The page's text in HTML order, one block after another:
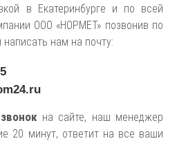
в Екатеринбурге и по всей
ООО «НОРМЕТ» позвонив по
нам на почту:
на сайте, наш менеджер
20 минут, ответит на все ваши